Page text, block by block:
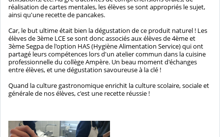
réalisation de cartes mentales, les élèves se sont appropriés le sujet,
ainsi qu'une recette de pancakes.
Car, le but ultime était bien la dégustation de ce produit naturel ! Les
élèves de 3ème LCE se sont donc associés aux élèves de 4ème et
3ème Segpa de l'option HAS (Hygiène Alimentation Service) qui ont
partagé leurs compétences lors d'un atelier commun dans la cuisine
professionnelle du collège Ampère. Un beau moment d'échanges
entre élèves, et une dégustation savoureuse à la clé !
Quand la culture gastronomique enrichit la culture scolaire, sociale et
générale de nos élèves, c'est une recette réussie !